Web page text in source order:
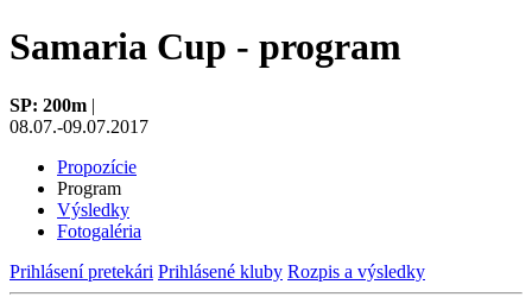
Samaria Cup - program
SP: 200m |
08.07.-09.07.2017
Propozície
Program
Výsledky
Fotogaléria
Prihlásení pretekári Prihlásené kluby Rozpis a výsledky